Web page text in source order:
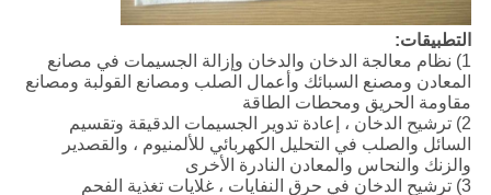
التطبيقات:
1) نظام معالجة الدخان والدخان وإزالة الجسيمات في مصانع
المعادن ومصنع السبائك وأعمال الصلب ومصانع القولبة ومصانع
مقاومة الحريق ومحطات الطاقة
2) ترشيح الدخان ، إعادة تدوير الجسيمات الدقيقة وتقسيم
السائل والصلب في التحليل الكهربائي للألمنيوم ، والقصدير
والزنك والنحاس والمعادن النادرة الأخرى
3) ترشيح الدخان في حرق النفايات ، غلايات تغذية الفحم